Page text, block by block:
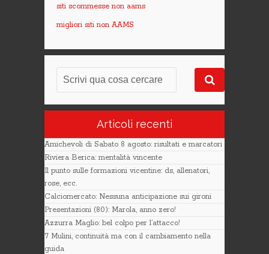
siti scommesse non aams
migliori siti non AAMS
Articoli recenti
Amichevoli di Sabato 8 agosto: risultati e marcatori
Riviera Berica: mentalità vincente
Il punto sulle formazioni vicentine: ds, allenatori,
rose, ecc.
Calciomercato: Nessuna anticipazione sui gironi
Presentazioni (80): Marola, anno zero!
Azzurra Maglio: bel colpo per l’attacco!
7 Mulini, continuità ma con il cambiamento nella
guida